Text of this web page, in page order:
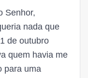
Senhor,
nada que
de outubro
quem havia me
para uma